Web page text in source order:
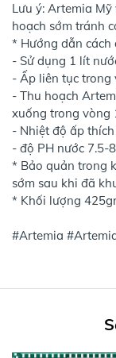
Lưu ý: Artemia
hoạch sớm tránh
* Hướng dẫn cách
- Sử dụng 1 lít
- Ấp liên tục trong
- Thu hoạch
xuống trong vòng
- Nhiệt độ ấp
- độ PH nước 7.5-
* Bảo quản trong
sớm sau khi đã
* Khối lượng
#Artemia